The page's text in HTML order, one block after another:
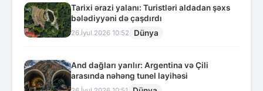
Tarixi ərazi yalanı: Turistləri aldadan şəxs
bələdiyyəni də çaşdırdı
26.İyul.2026 10:52 Dünya
And dağları yarılır: Argentina və Çili
arasında nəhəng tunel layihəsi